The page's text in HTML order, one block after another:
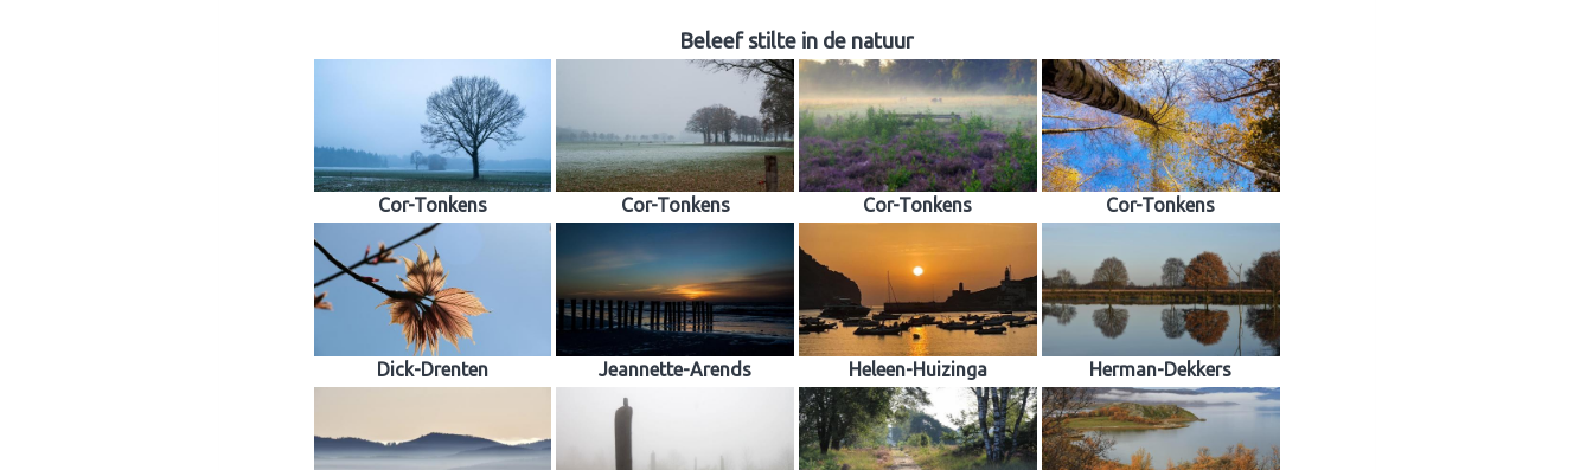
Beleef stilte in de natuur
Cor-Tonkens Cor-Tonkens Cor-Tonkens Cor-Tonkens
Dick-Drenten Jeannette-Arends Heleen-Huizinga Herman-Dekkers